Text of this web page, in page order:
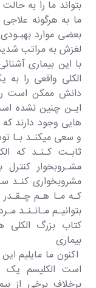
بتواند ما را به
ما به هرگونه
بعضی موارد
لغزش به مراتب
با این بیماری
الکلی واقعی را
دانش ممکن است
ایـن چنین نشده
هایی وجود دارند
و سعی میکنـد بـا
ثابـت کـنـد که
مشـروبخوار
مشروبخواری کنـد
کـه مـا هـم
بتوانیـم مـانـنـد
کتاب بزرگ الکلی
بیماری
اکنون ما مایلیم
است الکلیسم یک
برخلاف برخی از